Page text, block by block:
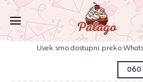
Preskoči
sadržaj
Uvek smo dostupni preko
060